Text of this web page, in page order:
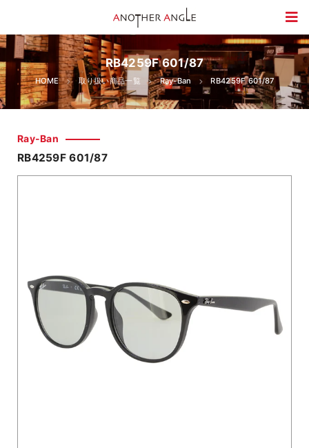
RB4259F 601/87
HOME 取り扱い商品一覧 Ray-Ban RB4259F 601/87
Ray-Ban
RB4259F 601/87